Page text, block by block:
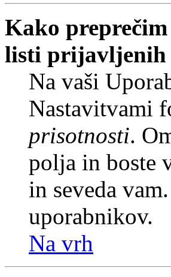
Kako
listi prijavljenih
Na vaši
Nastavitvami
prisotnosti.
polja in boste
in seveda
uporabnikov.
Na vrh